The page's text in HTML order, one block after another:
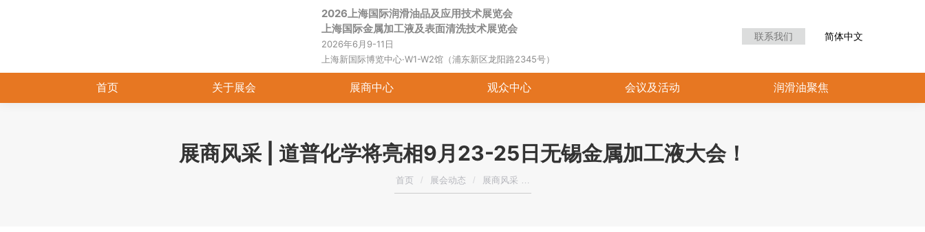
2026上海国际润滑油品及应用技术展览会
上海国际金属加工液及表面清洗技术展览会
2026年6月9-11日
上海新国际博览中心·W1-W2馆（浦东新区龙阳路2345号）
联系我们 简体中文
首页 关于展会 展商中心 观众中心 会议及活动 润滑油聚焦
展商风采 | 道普化学将亮相9月23-25日无锡金属加工液大会！
您在这里：
首页 展会动态 展商风采 …